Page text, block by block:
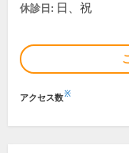
休診日: 日、祝
アクセス数※